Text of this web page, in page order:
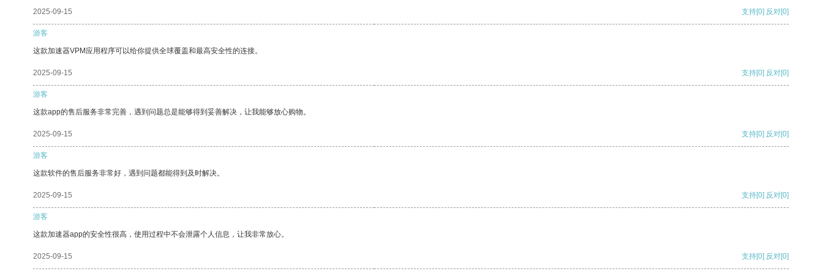
2025-09-15 支持[0] 反对[0]
游客
这款加速器VPM应用程序可以给你提供全球覆盖和最高安全性的连接。
2025-09-15 支持[0] 反对[0]
游客
这款app的售后服务非常完善，遇到问题总是能够得到妥善解决，让我能够放心购物。
2025-09-15 支持[0] 反对[0]
游客
这款软件的售后服务非常好，遇到问题都能得到及时解决。
2025-09-15 支持[0] 反对[0]
游客
这款加速器app的安全性很高，使用过程中不会泄露个人信息，让我非常放心。
2025-09-15 支持[0] 反对[0]